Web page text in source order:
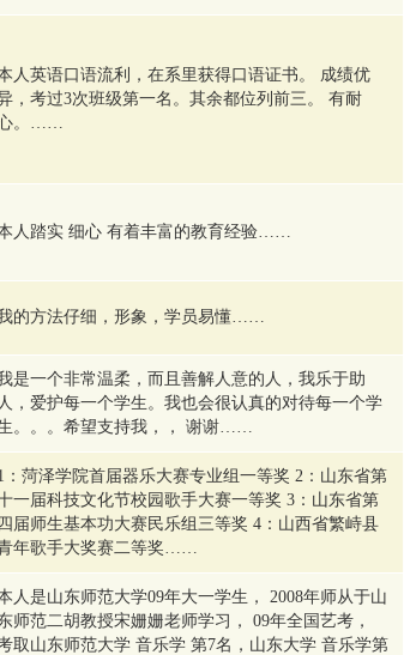
人英语口语流利，在系里获得口语证书。 成绩优
，考过3次班级第一名。其余都位列前三。 有耐
。……
人踏实 细心 有着丰富的教育经验……
的方法仔细，形象，学员易懂……
是一个非常温柔，而且善解人意的人，我乐于助
人，爱护每一个学生。我也会很认真的对待每一个学
。。。希望支持我，， 谢谢……
：菏泽学院首届器乐大赛专业组一等奖 2：山东省第
一届科技文化节校园歌手大赛一等奖 3：山东省第
四届师生基本功大赛民乐组三等奖 4：山西省繁峙县
年歌手大奖赛二等奖……
人是山东师范大学09年大一学生， 2008年师从于山
师范二胡教授宋姗姗老师学习， 09年全国艺考，
取山东师范大学 音乐学 第7名，山东大学 音乐学第